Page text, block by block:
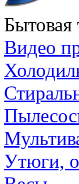
Бытовая
Видео
Утюги,